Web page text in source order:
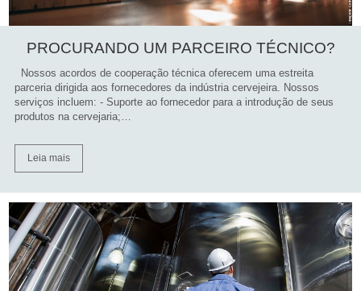
PROCURANDO UM PARCEIRO TÉCNICO?
Nossos acordos de cooperação técnica oferecem uma estreita
parceria dirigida aos fornecedores da indústria cervejeira. Nossos
serviços incluem: - Suporte ao fornecedor para a introdução de seus
produtos na cervejaria;…
Leia mais